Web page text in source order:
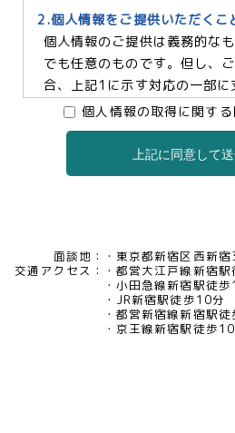
2.個人情報をご提供いただくこ
個人情報のご提供は義務的な
でも任意のものです。但し、
合、上記1に示す対応の一部
ますので、予めご了承くださ
3.個人情報の提供及び委託につ
4.個人情報の開示等について
当社は、お客様本人から保有
用目的の通知、開示、内容の
個人情報の取得に関す
上記に同意して
面談地：
東京都新宿区西新
交通アクセス：
都営大江戸線新宿駅
小田急線新宿駅徒歩
JR新宿駅徒歩10分
都営新宿線新宿駅徒
京王線新宿駅徒歩